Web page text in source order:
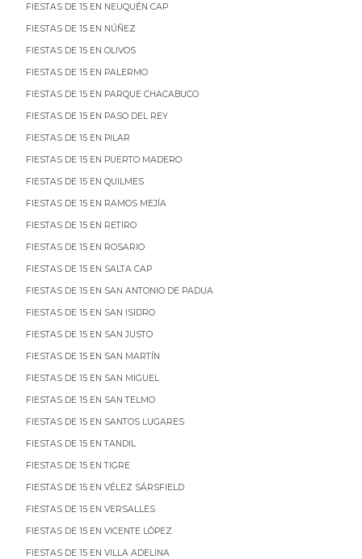
FIESTAS DE 15 EN NEUQUÉN CAP
FIESTAS DE 15 EN NÚÑEZ
FIESTAS DE 15 EN OLIVOS
FIESTAS DE 15 EN PALERMO
FIESTAS DE 15 EN PARQUE CHACABUCO
FIESTAS DE 15 EN PASO DEL REY
FIESTAS DE 15 EN PILAR
FIESTAS DE 15 EN PUERTO MADERO
FIESTAS DE 15 EN QUILMES
FIESTAS DE 15 EN RAMOS MEJÍA
FIESTAS DE 15 EN RETIRO
FIESTAS DE 15 EN ROSARIO
FIESTAS DE 15 EN SALTA CAP
FIESTAS DE 15 EN SAN ANTONIO DE PADUA
FIESTAS DE 15 EN SAN ISIDRO
FIESTAS DE 15 EN SAN JUSTO
FIESTAS DE 15 EN SAN MARTÍN
FIESTAS DE 15 EN SAN MIGUEL
FIESTAS DE 15 EN SAN TELMO
FIESTAS DE 15 EN SANTOS LUGARES
FIESTAS DE 15 EN TANDIL
FIESTAS DE 15 EN TIGRE
FIESTAS DE 15 EN VÉLEZ SÁRSFIELD
FIESTAS DE 15 EN VERSALLES
FIESTAS DE 15 EN VICENTE LÓPEZ
FIESTAS DE 15 EN VILLA ADELINA